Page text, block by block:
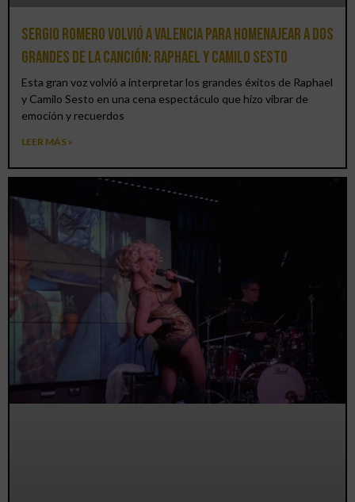
Sergio Romero volvió a Valencia para homenajear a dos
grandes de la canción: Raphael y Camilo Sesto
Esta gran voz volvió a interpretar los grandes éxitos de Raphael
y Camilo Sesto en una cena espectáculo que hizo vibrar de
emoción y recuerdos
LEER MÁS »